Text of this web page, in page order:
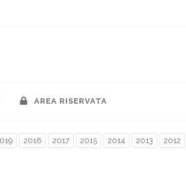
AREA RISERVATA
2018 2017 2015 2014 2013 2012